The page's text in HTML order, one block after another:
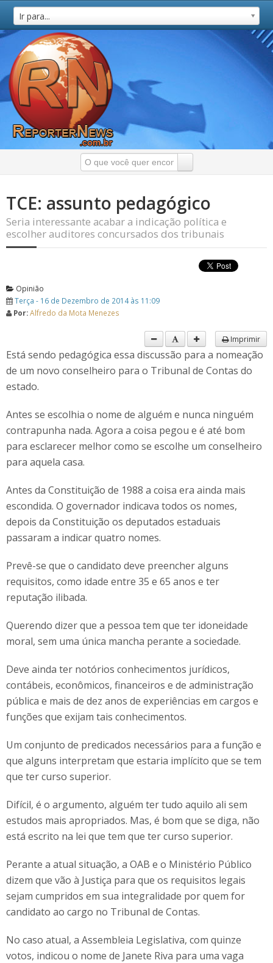
Ir para...
TCE: assunto pedagógico
Seria interessante acabar a indicação política e
escolher auditores concursados dos tribunais
Opinião
Terça - 16 de Dezembro de 2014 às 11:09
Por:Alfredo da Mota Menezes
Imprimir
Está sendo pedagógica essa discussão para a nomeação
de um novo conselheiro para o Tribunal de Contas do
estado.
Antes se escolhia o nome de alguém e nunca ninguém
contrapunha nada. Agora a coisa pegou e é até bom
para esclarecer melhor como se escolhe um conselheiro
para aquela casa.
Antes da Constituição de 1988 a coisa era ainda mais
escondida. O governador indicava todos os nomes,
depois da Constituição os deputados estaduais
passaram a indicar quatro nomes.
Prevê-se que o candidato deve preencher alguns
requisitos, como idade entre 35 e 65 anos e ter
reputação ilibada.
Querendo dizer que a pessoa tem que ter idoneidade
moral, sem uma única mancha perante a sociedade.
Deve ainda ter notórios conhecimentos jurídicos,
contábeis, econômicos, financeiros e de administração
pública e mais de dez anos de experiências em cargos e
funções que exijam tais conhecimentos.
Um conjunto de predicados necessários para a função e
que alguns interpretam que estaria implícito que se tem
que ter curso superior.
Difícil, é o argumento, alguém ter tudo aquilo ali sem
estudos mais apropriados. Mas, é bom que se diga, não
está escrito na lei que tem que ter curso superior.
Perante a atual situação, a OAB e o Ministério Público
dizem que vão à Justiça para que os requisitos legais
sejam cumpridos em sua integralidade por quem for
candidato ao cargo no Tribunal de Contas.
No caso atual, a Assembleia Legislativa, com quinze
votos, indicou o nome de Janete Riva para uma vaga